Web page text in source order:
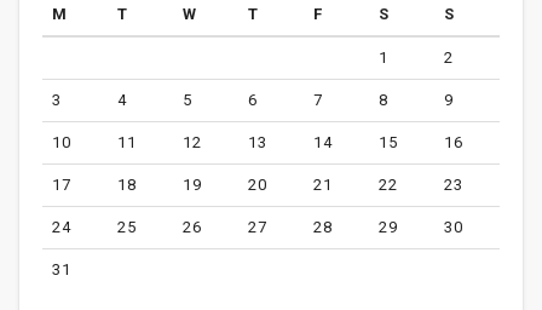
M T W T F S S
1 2
3 4 5 6 7 8 9
10 11 12 13 14 15 16
17 18 19 20 21 22 23
24 25 26 27 28 29 30
31